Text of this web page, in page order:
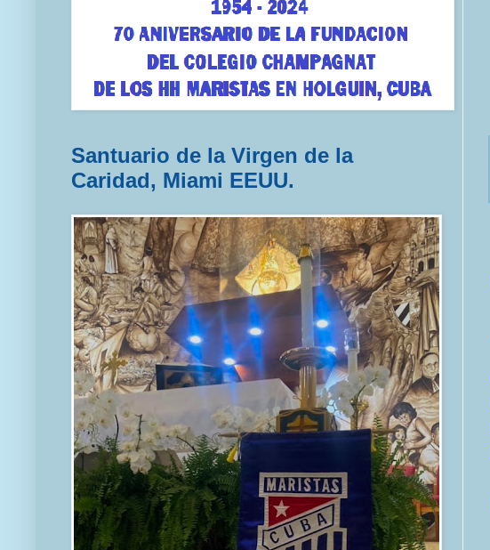
Santuario de la Virgen de la
Caridad, Miami EEUU.